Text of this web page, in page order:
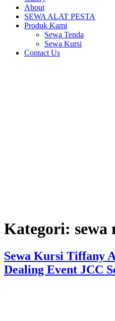
About
SEWA ALAT PESTA
Produk Kami
Sewa Tenda
Sewa Kursi
Contact Us
Kategori: sewa
Sewa Kursi Tiffany
Dealing Event JCC